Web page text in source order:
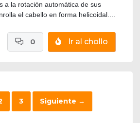
a la rotación automática de sus
el cabello en forma helicoidal....
Ir al chollo
0
3 Siguiente →